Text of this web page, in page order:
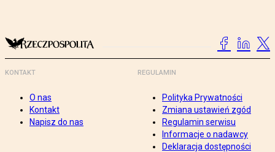
KONTAKT
O nas
Kontakt
Napisz do nas
REGULAMIN
Polityka Prywatności
Zmiana ustawień zgód
Regulamin serwisu
Informacje o nadawcy
Deklaracja dostępności